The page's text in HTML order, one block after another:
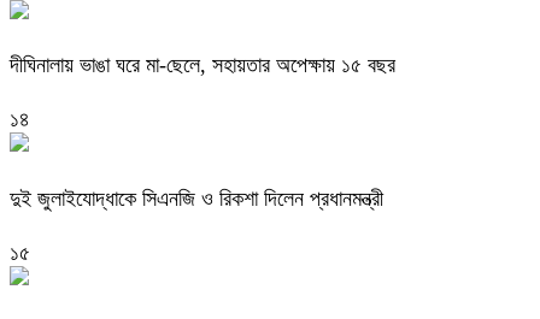
দীঘিনালায় ভাঙা ঘরে মা-ছেলে, সহায়তার অপেক্ষায় ১৫ বছর
১৪
দুই জুলাইযোদ্ধাকে সিএনজি ও রিকশা দিলেন প্রধানমন্ত্রী
১৫